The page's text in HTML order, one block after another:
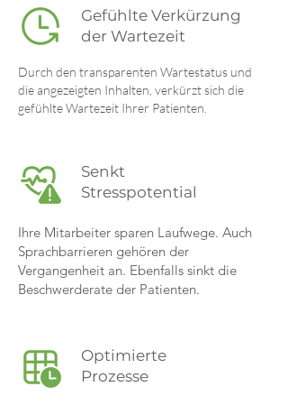
Gefühlte Verkürzung
der Wartezeit
Durch den transparenten Wartestatus und
die angezeigten Inhalten, verkürzt sich die
gefühlte Wartezeit Ihrer Patienten.
Senkt
Stresspotential
Ihre Mitarbeiter sparen Laufwege. Auch
Sprachbarrieren gehören der
Vergangenheit an. Ebenfalls sinkt die
Beschwerderate der Patienten.
Optimierte
Prozesse